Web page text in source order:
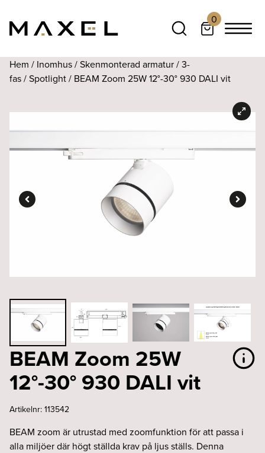
0
Hem / Inomhus/Skenmonterad armatur/3-
fas/Spotlight/ BEAM Zoom 25W 12°-30° 930 DALI vit
BEAM Zoom 25W
12°-30° 930 DALI vit
Artikelnr: 113542
BEAM zoom är utrustad med zoomfunktion för att passa i
alla miljöer där högt ställda krav på ljus ställs. Denna